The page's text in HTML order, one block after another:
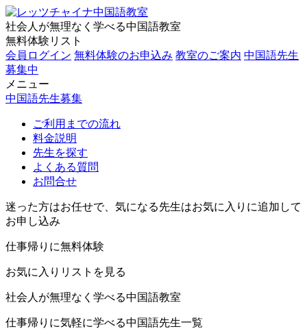
社会人が無理なく学べる中国語教室
無料体験リスト
会員ログイン 無料体験のお申込み 教室のご案内 中国語先生
募集中
メニュー
中国語先生募集
ご利用までの流れ
料金説明
先生を探す
よくある質問
お問合せ
迷った方はお任せで、気になる先生はお気に入りに追加して
お申し込み
仕事帰りに無料体験
お気に入りリストを見る
社会人が無理なく学べる中国語教室
仕事帰りに気軽に学べる中国語先生一覧